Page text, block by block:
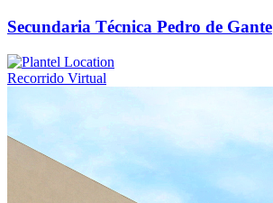
Secundaria Técnica Pedro de Gante
Recorrido Virtual